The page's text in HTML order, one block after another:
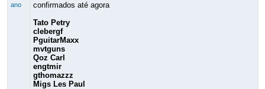
ano
confirmados até agora
Tato Petry
clebergf
PguitarMaxx
mvtguns
Qoz Carl
engtmir
gthomazzz
Migs Les Paul